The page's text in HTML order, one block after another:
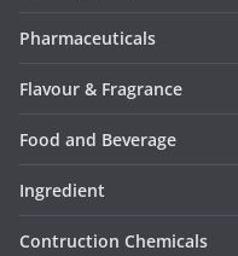
Pharmaceuticals
Flavour & Fragrance
Food and Beverage
Ingredient
Contruction Chemicals